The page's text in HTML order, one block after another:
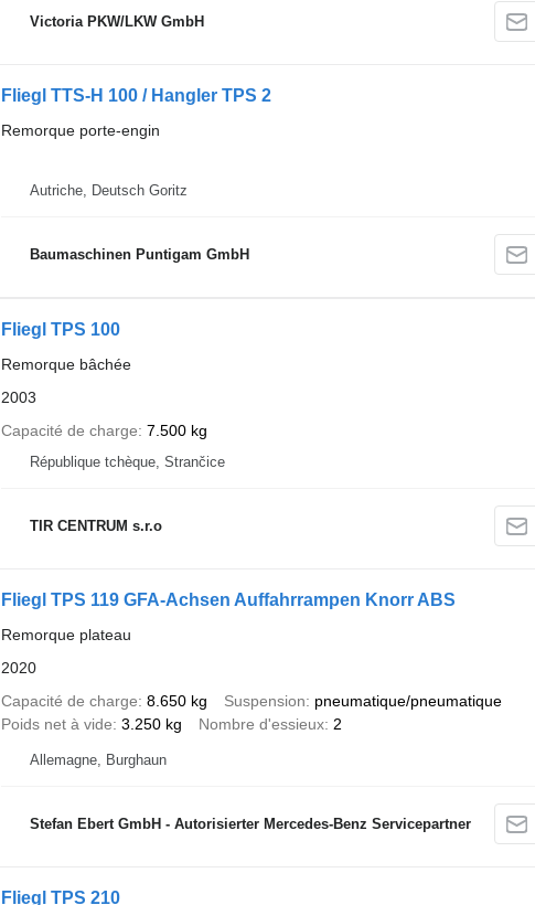
Victoria PKW/LKW GmbH
Fliegl TTS-H 100 / Hangler TPS 2
Remorque porte-engin
Autriche, Deutsch Goritz
Baumaschinen Puntigam GmbH
Fliegl TPS 100
Remorque bâchée
2003
Capacité de charge 7.500 kg
République tchèque, Strančice
TIR CENTRUM s.r.o
Fliegl TPS 119 GFA-Achsen Auffahrrampen Knorr ABS
Remorque plateau
2020
Capacité de charge 8.650 kg Suspension
pneumatique/pneumatique
Poids net à vide 3.250 kg Nombre d'essieux 2
Allemagne, Burghaun
Stefan Ebert GmbH - Autorisierter Mercedes-Benz Servicepartner
Fliegl TPS 210